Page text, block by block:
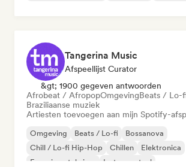
Tangerina Music
Afspeellijst Curator
&gt; 1900 gegeven antwoorden
Afrobeat / AfropopOmgevingBeats / Lo-
Braziliaanse muziek
Artiesten toevoegen aan mijn Spotify-
Omgeving Beats / Lo-fi
Bossanova
Chill / Lo-fi Hip-Hop
Chillen
Elektronica
Experimentele jazz
Instrumentaal